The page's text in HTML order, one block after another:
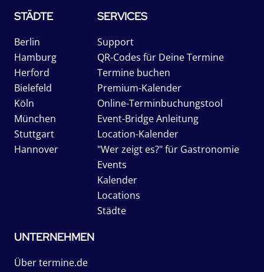
STÄDTE
Berlin
Hamburg
Herford
Bielefeld
Köln
München
Stuttgart
Hannover
SERVICES
Support
QR-Codes für Deine Termine
Termine buchen
Premium-Kalender
Online-Terminbuchungstool
Event-Bridge Anleitung
Location-Kalender
"Wer zeigt es?" für Gastronomie
Events
Kalender
Locations
Städte
UNTERNEHMEN
Über termine.de